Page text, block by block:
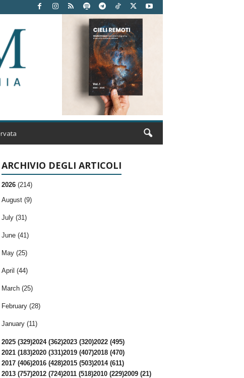
ARCHIVIO DEGLI ARTICOLI
2026 (214)
August (9)
July (31)
June (41)
May (25)
April (44)
March (25)
February (28)
January (11)
2025 (329)2024 (362)2023 (320)2022 (495)
2021 (183)2020 (331)2019 (407)2018 (470)
2017 (406)2016 (428)2015 (503)2014 (611)
2013 (757)2012 (724)2011 (518)2010 (229)2009 (21)